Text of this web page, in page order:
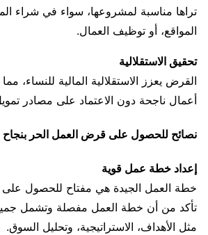
تراها مناسبة لمشروعها، سواء في شراء
المواقع، أو توظيف العمال.
تحقيق الاستقلالية
القرض يعزز الاستقلالية المالية للنساء،
أعمال ناجحة دون الاعتماد على مصادر
نصائح للحصول على قرض العمل الحر بنجاح
إعداد خطة عمل قوية
خطة العمل الجيدة هي مفتاح للحصول
تأكد من أن خطة العمل مفصلة وتشمل
مثل الأهداف، الاستراتيجية، وتحليل السوق.